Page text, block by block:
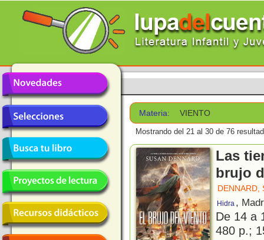
Materia: VIENTO
Mostrando del 21 al 30 de 76
Las
brujo
DENNARD,
Hidra ,
De 14 a
480 p.;